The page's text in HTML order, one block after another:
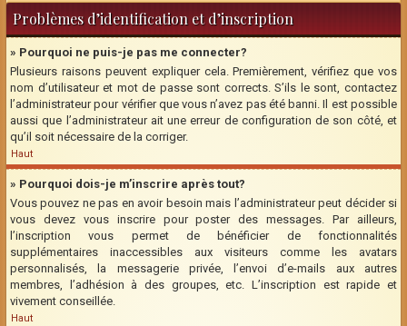
Problèmes d’identification et d’inscription
» Pourquoi ne puis-je pas me connecter?
Plusieurs raisons peuvent expliquer cela. Premièrement, vérifiez que vos
nom d’utilisateur et mot de passe sont corrects. S’ils le sont, contactez
l’administrateur pour vérifier que vous n’avez pas été banni. Il est possible
aussi que l’administrateur ait une erreur de configuration de son côté, et
qu’il soit nécessaire de la corriger.
Haut
» Pourquoi dois-je m’inscrire après tout?
Vous pouvez ne pas en avoir besoin mais l’administrateur peut décider si
vous devez vous inscrire pour poster des messages. Par ailleurs,
l’inscription vous permet de bénéficier de fonctionnalités
supplémentaires inaccessibles aux visiteurs comme les avatars
personnalisés, la messagerie privée, l’envoi d’e-mails aux autres
membres, l’adhésion à des groupes, etc. L’inscription est rapide et
vivement conseillée.
Haut